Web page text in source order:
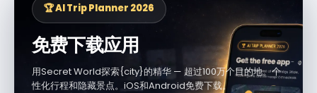
🏆 AI Trip Planner 2026
免费下载应用
用Secret World探索{city}的精华 — 超过100万个目的地。个
性化行程和隐藏景点。iOS和Android免费下载。